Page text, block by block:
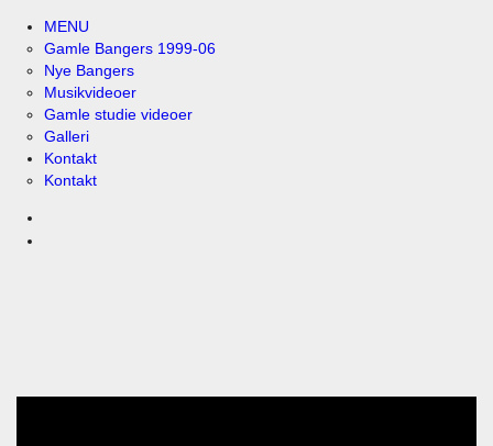
MENU
Gamle Bangers 1999-06
Nye Bangers
Musikvideoer
Gamle studie videoer
Galleri
Kontakt
Kontakt